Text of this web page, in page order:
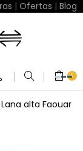
| Ofertas | Blog
0
alta Faouar